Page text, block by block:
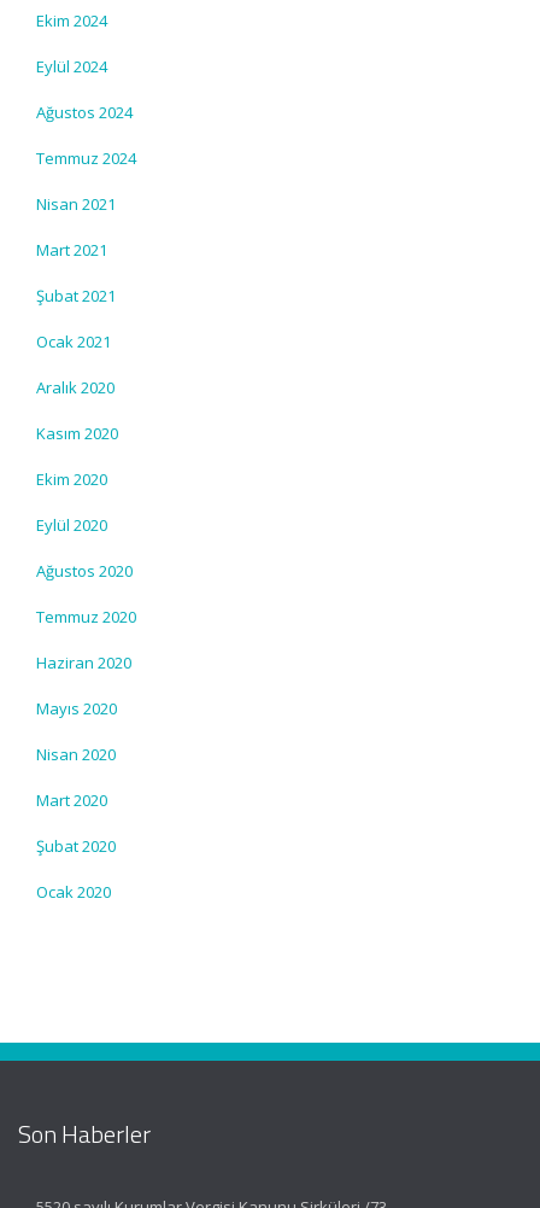
Ekim 2024
Eylül 2024
Ağustos 2024
Temmuz 2024
Nisan 2021
Mart 2021
Şubat 2021
Ocak 2021
Aralık 2020
Kasım 2020
Ekim 2020
Eylül 2020
Ağustos 2020
Temmuz 2020
Haziran 2020
Mayıs 2020
Nisan 2020
Mart 2020
Şubat 2020
Ocak 2020
Son Haberler